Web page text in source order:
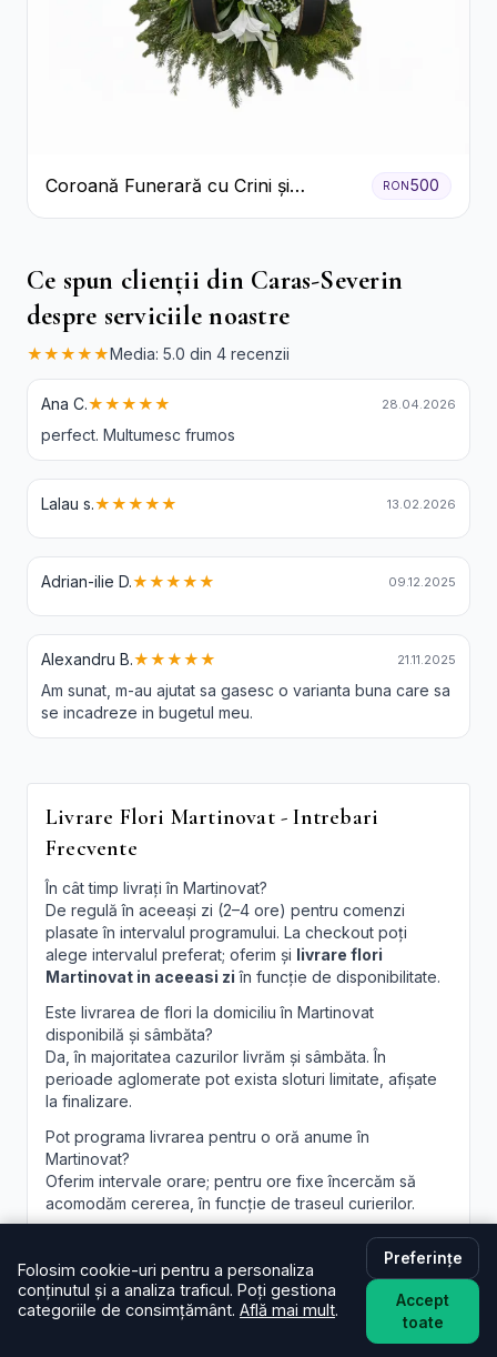
Coroană Funerară cu Crini și
Garoafe Albe
RON500
Ce spun clienții din Caras-Severin
despre serviciile noastre
★★★★★Media: 5.0 din 4 recenzii
Ana C.★★★★★ 28.04.2026
perfect. Multumesc frumos
Lalau s.★★★★★ 13.02.2026
Adrian-ilie D.★★★★★ 09.12.2025
Alexandru B.★★★★★ 21.11.2025
Am sunat, m-au ajutat sa gasesc o varianta buna care sa
se incadreze in bugetul meu.
Livrare Flori Martinovat - Intrebari
Frecvente
În cât timp livrați în Martinovat?
De regulă în aceeași zi (2–4 ore) pentru comenzi
plasate în intervalul programului. La checkout poți
alege intervalul preferat; oferim și livrare flori
Martinovat in aceeasi zi în funcție de disponibilitate.
Este livrarea de flori la domiciliu în Martinovat
disponibilă și sâmbăta?
Da, în majoritatea cazurilor livrăm și sâmbăta. În
perioade aglomerate pot exista sloturi limitate, afișate
la finalizare.
Pot programa livrarea pentru o oră anume în
Martinovat?
Oferim intervale orare; pentru ore fixe încercăm să
acomodăm cererea, în funcție de traseul curierilor.
Pot adăuga un mesaj personalizat la buchet?
Desigur. Felicitarea este inclusă; scrie mesajul dorit în
câmpul dedicat, iar noi îl vom imprima lizibil. Realizăm și
aranjamente florale Martinovatpersonalizate, la
Folosim cookie-uri pentru a personaliza
conținutul și a analiza traficul. Poți gestiona
categoriile de consimțământ. Află mai mult.
Preferințe
Accept
toate